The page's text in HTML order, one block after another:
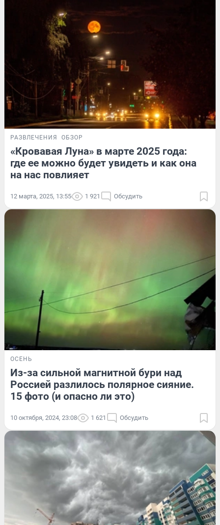
РАЗВЛЕЧЕНИЯ ОБЗОР
«Кровавая Луна» в марте 2025 года:
где ее можно будет увидеть и как она
на нас повлияет
12 марта, 2025, 13:55 1 921 Обсудить
ОСЕНЬ
Из-за сильной магнитной бури над
Россией разлилось полярное сияние.
15 фото (и опасно ли это)
10 октября, 2024, 23:08 1 621 Обсудить